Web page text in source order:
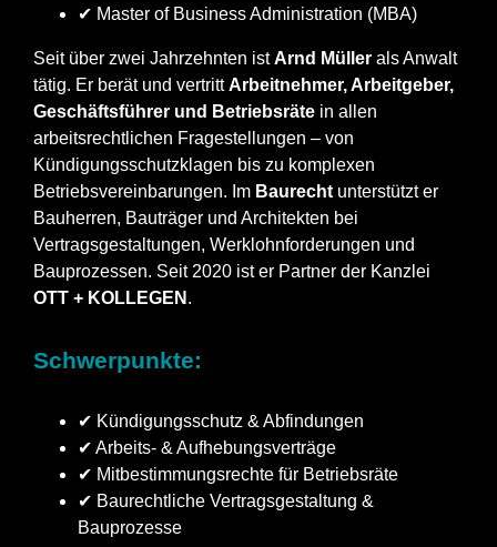
✔ Master of Business Administration (MBA)
Seit über zwei Jahrzehnten istArnd Müller als Anwalt
tätig. Er berät und vertrittArbeitnehmer, Arbeitgeber,
Geschäftsführer und Betriebsräte in allen
arbeitsrechtlichen Fragestellungen – von
Kündigungsschutzklagen bis zu komplexen
Betriebsvereinbarungen. Im Baurecht unterstützt er
Bauherren, Bauträger und Architekten bei
Vertragsgestaltungen, Werklohnforderungen und
Bauprozessen. Seit 2020 ist er Partner der Kanzlei
OTT + KOLLEGEN .
Schwerpunkte:
✔ Kündigungsschutz & Abfindungen
✔ Arbeits- & Aufhebungsverträge
✔ Mitbestimmungsrechte für Betriebsräte
✔ Baurechtliche Vertragsgestaltung &
Bauprozesse